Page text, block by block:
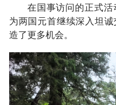
在国事访问的正式活
为两国元首继续深入坦
造了更多机会。